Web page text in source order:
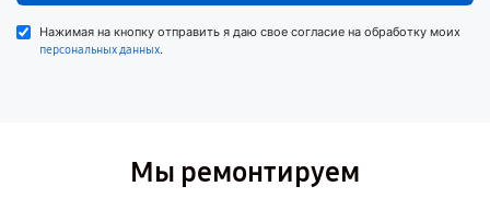
Нажимая на кнопку отправить я даю свое согласие на обработку моих
персональных данных.
Мы ремонтируем